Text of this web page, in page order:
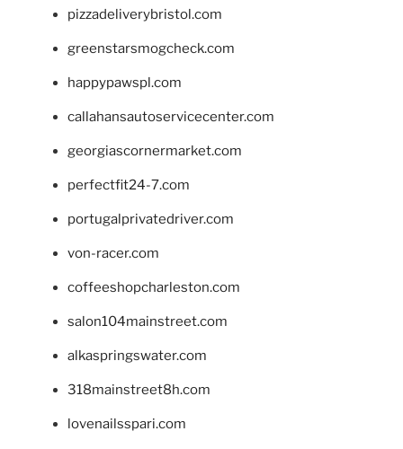
pizzadeliverybristol.com
greenstarsmogcheck.com
happypawspl.com
callahansautoservicecenter.com
georgiascornermarket.com
perfectfit24-7.com
portugalprivatedriver.com
von-racer.com
coffeeshopcharleston.com
salon104mainstreet.com
alkaspringswater.com
318mainstreet8h.com
lovenailsspari.com